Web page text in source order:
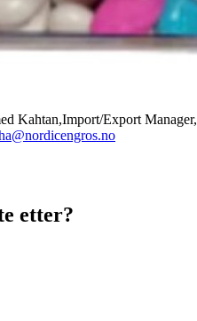
Kahtan,Import/Export Manager,
etter?